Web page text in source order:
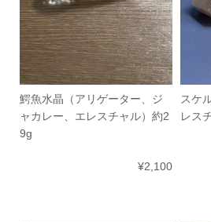
鰐魚水晶（アリゲーター、ジ
ャカレー、エレスチャル）約2
9g
¥2,100
スケ
レス